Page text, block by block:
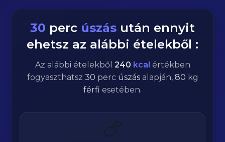
30 perc úszás után ennyit
ehetsz az alábbi ételekből :
Az alábbi ételekből 240 kcal értékben
fogyaszthatsz 30 perc úszásalapján, 80 kg
férfi esetében.
🍗